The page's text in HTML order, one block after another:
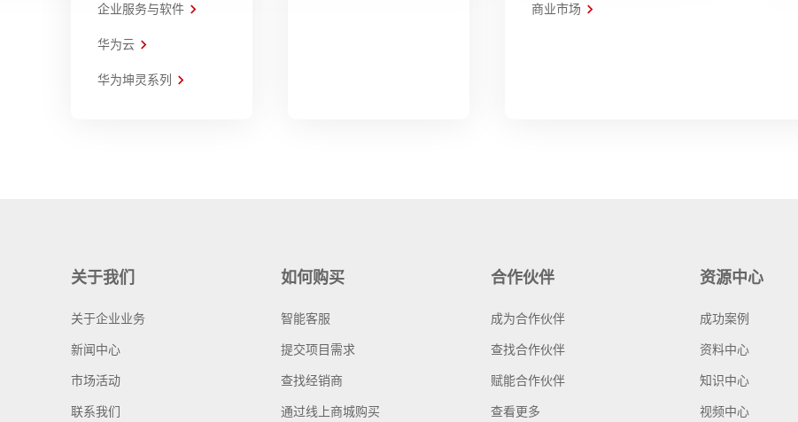
企业服务与软件
华为云
华为坤灵系列
商业市场
关于我们
关于企业业务
新闻中心
市场活动
联系我们
如何购买
智能客服
提交项目需求
查找经销商
通过线上商城购买
合作伙伴
成为合作伙伴
查找合作伙伴
赋能合作伙伴
查看更多
资源中心
成功案例
资料中心
知识中心
视频中心